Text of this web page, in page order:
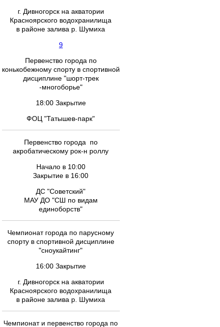
г. Дивногорск на акватории
Красноярского водохранилища
в районе залива р. Шумиха
9
Первенство города по
конькобежному спорту в спортивной
дисциплине "шорт-трек
-многоборье"
18:00 Закрытие
ФОЦ "Татышев-парк"
Первенство города по
акробатическому рок-н роллу
Начало в 10:00
Закрытие в 16:00
ДС "Советский"
МАУ ДО "СШ по видам
единоборств"
Чемпионат города по парусному
спорту в спортивной дисциплине
"сноукайтинг"
16:00 Закрытие
г. Дивногорск на акватории
Красноярского водохранилища
в районе залива р. Шумиха
Чемпионат и первенство города по